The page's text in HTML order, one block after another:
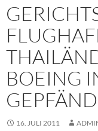
BOEING
16. JULI 2011